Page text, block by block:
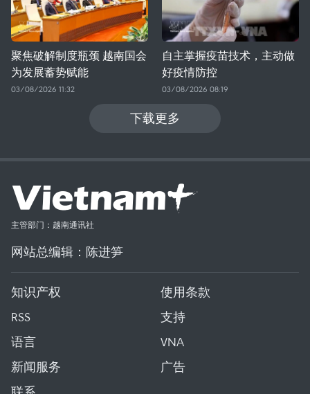
聚焦破解制度瓶颈 越南国会
为发展蓄势赋能
03/08/2026 11:32
自主掌握疫苗技术，主动做
好疫情防控
03/08/2026 08:19
下载更多
主管部门：越南通讯社
网站总编辑：陈进笋
知识产权
使用条款
RSS
支持
语言
VNA
新闻服务
广告